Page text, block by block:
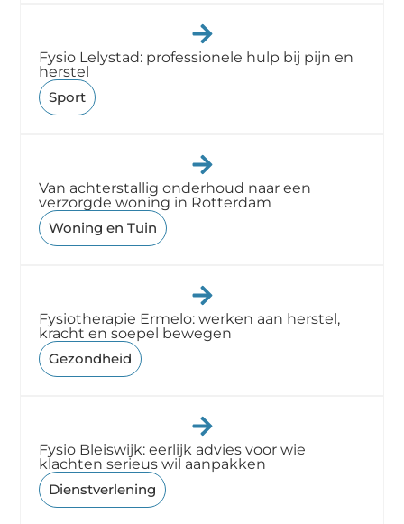
Fysio Lelystad: professionele hulp bij pijn en
herstel
Sport
Van achterstallig onderhoud naar een
verzorgde woning in Rotterdam
Woning en Tuin
Fysiotherapie Ermelo: werken aan herstel,
kracht en soepel bewegen
Gezondheid
Fysio Bleiswijk: eerlijk advies voor wie
klachten serieus wil aanpakken
Dienstverlening